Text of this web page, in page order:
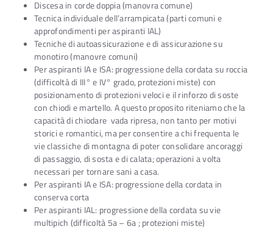
Discesa in corde doppia (manovra comune)
Tecnica individuale dell’arrampicata (parti comuni e
approfondimenti per aspiranti IAL)
Tecniche di autoassicurazione e di assicurazione su
monotiro (manovre comuni)
Per aspiranti IA e ISA: progressione della cordata su roccia
(difficoltà di III° e IV° grado, protezioni miste) con
posizionamento di protezioni veloci e il rinforzo di soste
con chiodi e martello. A questo proposito riteniamo che la
capacità di chiodare vada ripresa, non tanto per motivi
storici e romantici, ma per consentire a chi frequenta le
vie classiche di montagna di poter consolidare ancoraggi
di passaggio, di sosta e di calata; operazioni a volta
necessari per tornare sani a casa.
Per aspiranti IA e ISA: progressione della cordata in
conserva corta
Per aspiranti IAL: progressione della cordata su vie
multipich (difficoltà 5a – 6a ; protezioni miste)